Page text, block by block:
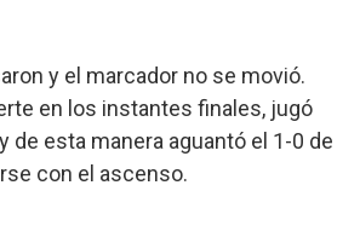
y el marcador no se movió.
en los instantes finales, jugó
de esta manera aguantó el 1-0 de
con el ascenso.